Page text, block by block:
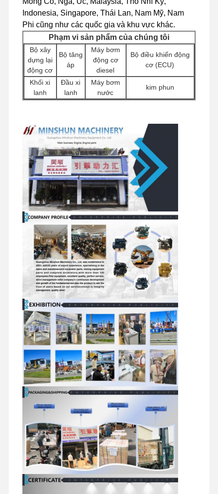
động cơ CUMMINS
Động cơ diesel
động cơ misubishi
Máy đào
bộ tái tạo động cơ
Bộ lắp ráp máy tăng áp
Các bộ phận động cơ khác
Hệ thống điều khiển điện tử
Các thành phần điện của động cơ
Hệ thống nhiên liệu động cơ
Phụ tùng thủy lực máy xúc
phụ tùng máy xúc
Indonesia, Singapore, Thái Lan, Nam Mỹ, Nam
Phi cũng như các quốc gia và khu vực khác.
Phạm vi sản phẩm của chúng tôi
Bộ xây
dựng lại
động cơ
Bộ tăng
áp
Máy bơm
động cơ
diesel
Bộ điều khiển động
cơ (ECU)
Khối xi
lanh
Đầu xi
lanh
Máy bơm
nước
kim phun
Thành
phần
xoay
Van
phân
phối
Lắp ráp
động cơ du
lịch
Linh kiện khung gầm
và các phụ kiện khác